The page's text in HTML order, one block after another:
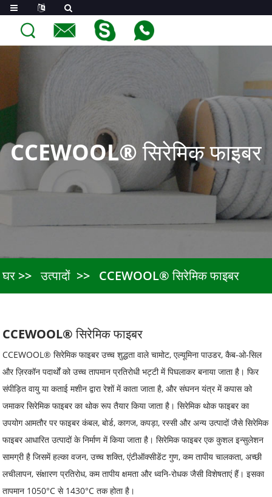
CCEWOOL® सिरेमिक फाइबर
घर उत्पादों CCEWOOL® सिरेमिक फाइबर
CCEWOOL® सिरेमिक फाइबर
CCEWOOL® सिरेमिक फाइबर उच्च शुद्धता वाले चामोट, एल्यूमिना पाउडर, कैब-ओ-सिल
और ज़िरकॉन पदार्थों को उच्च तापमान प्रतिरोधी भट्टी में पिघलाकर बनाया जाता है। फिर
संपीड़ित वायु या कताई मशीन द्वारा रेशों में काता जाता है, और संघनन यंत्र में कपास को
जमाकर सिरेमिक फाइबर का थोक रूप तैयार किया जाता है। सिरेमिक थोक फाइबर का
उपयोग आमतौर पर फाइबर कंबल, बोर्ड, कागज, कपड़ा, रस्सी और अन्य उत्पादों जैसे सिरेमिक
फाइबर आधारित उत्पादों के निर्माण में किया जाता है। सिरेमिक फाइबर एक कुशल इन्सुलेशन
सामग्री है जिसमें हल्का वजन, उच्च शक्ति, एंटीऑक्सीडेंट गुण, कम तापीय चालकता, अच्छी
लचीलापन, संक्षारण प्रतिरोध, कम तापीय क्षमता और ध्वनि-रोधक जैसी विशेषताएं हैं। इसका
तापमान 1050°C से 1430°C तक होता है।